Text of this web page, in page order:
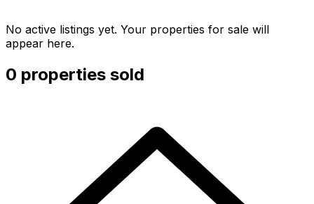
No active listings yet. Your properties for sale will
appear here.
0 properties sold